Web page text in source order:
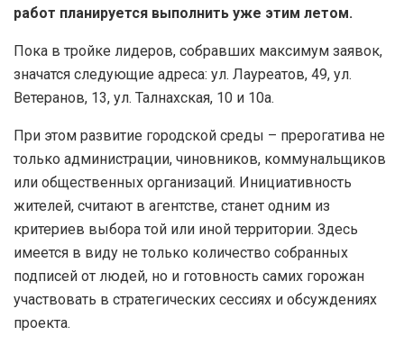
работ планируется выполнить уже этим летом.
Пока в тройке лидеров, собравших максимум заявок,
значатся следующие адреса: ул. Лауреатов, 49, ул.
Ветеранов, 13, ул. Талнахская, 10 и 10а.
При этом развитие городской среды – прерогатива не
только администрации, чиновников, коммунальщиков
или общественных организаций. Инициативность
жителей, считают в агентстве, станет одним из
критериев выбора той или иной территории. Здесь
имеется в виду не только количество собранных
подписей от людей, но и готовность самих горожан
участвовать в стратегических сессиях и обсуждениях
проекта.